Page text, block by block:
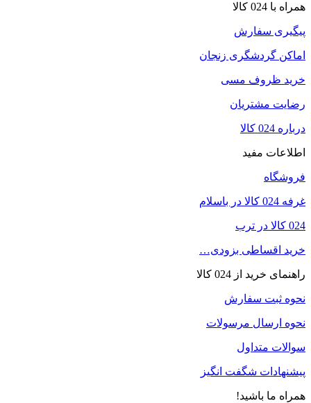
همراه با 024 کالا
پیگیری سفارش
اماکن گردشگری زنجان
خرید ظروف مسی
رضایت مشتریان
درباره 024 کالا
اطلاعات مفید
فروشگاه
غرفه 024 کالا در باسلام
024 کالا در ترب
خرید اقساطی بزودی…
راهنمای خرید از 024 کالا
نحوه ثبت سفارش
نحوه ارسال مرسولات
سوالات متداول
پیشنهادات شگفت انگیز
همراه ما باشید!